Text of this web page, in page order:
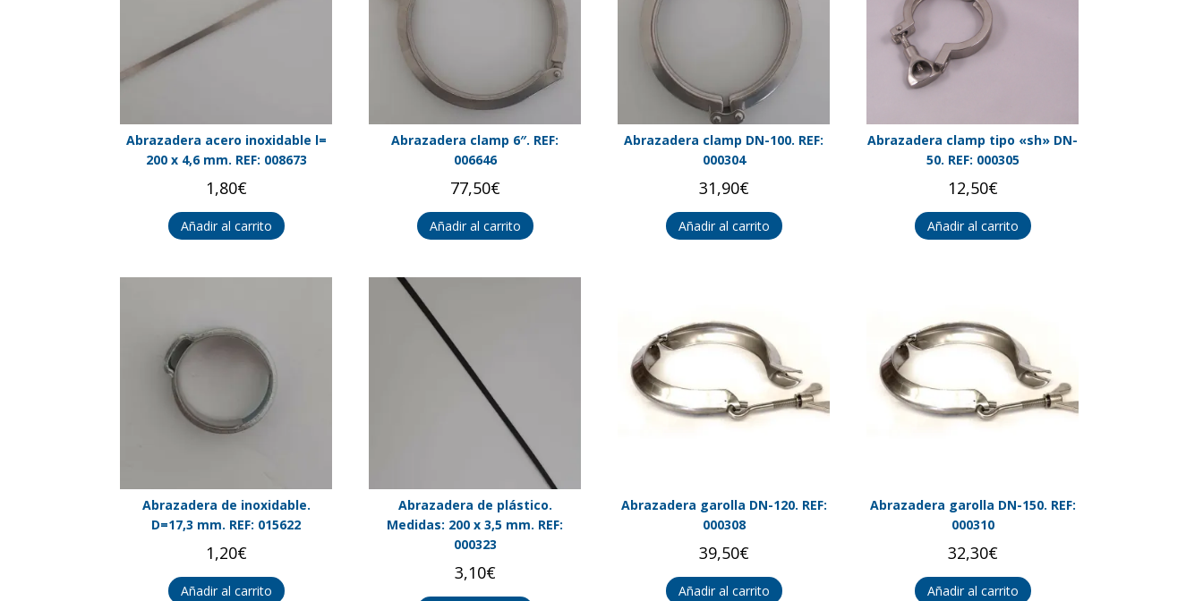
Abrazadera acero inoxidable l=
200 x 4,6 mm. REF: 008673
1,80€
Añadir al carrito
Abrazadera clamp 6″. REF:
006646
77,50€
Añadir al carrito
Abrazadera clamp DN-100. REF:
000304
31,90€
Añadir al carrito
Abrazadera clamp tipo «sh» DN-
50. REF: 000305
12,50€
Añadir al carrito
Abrazadera de inoxidable.
D=17,3 mm. REF: 015622
1,20€
Añadir al carrito
Abrazadera de plástico.
Medidas: 200 x 3,5 mm. REF:
000323
3,10€
Abrazadera garolla DN-120. REF:
000308
39,50€
Añadir al carrito
Abrazadera garolla DN-150. REF:
000310
32,30€
Añadir al carrito